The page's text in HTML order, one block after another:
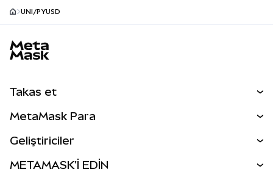
UNI/PYUSD
Takas et
Perps
MetaMask Para
Geliştiriciler
METAMASK'İ EDİN